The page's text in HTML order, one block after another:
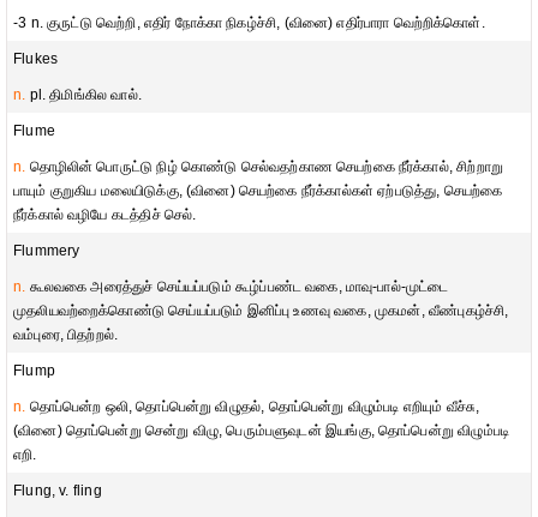
-3 n. குருட்டு வெற்றி, எதிர் நோக்கா நிகழ்ச்சி, (வினை) எதிர்பாரா வெற்றிக்கொள்.
Flukes
n. pl. திமிங்கில வால்.
Flume
n. தொழிலின் பொருட்டு நிழ் கொண்டு செல்வதற்காண செயற்கை நீர்க்கால், சிற்றாறு
பாயும் குறுகிய மலையிடுக்கு, (வினை) செயற்கை நீர்க்கால்கள் ஏற்படுத்து, செயற்கை
நீர்க்கால் வழியே கடத்திச் செல்.
Flummery
n. கூலவகை அரைத்துச் செய்யப்படும் கூழ்ப்பண்ட வகை, மாவு-பால்-முட்டை
முதலியவற்றைக்கொண்டு செய்யப்படும் இனிப்பு உணவு வகை, முகமன், வீண்புகழ்ச்சி,
வம்புரை, பிதற்றல்.
Flump
n. தொப்பென்ற ஒலி, தொப்பென்று விழுதல், தொப்பென்று விழும்படி எறியும் வீச்சு,
(வினை) தொப்பென்று சென்று விழு, பெரும்பளுவுடன் இயங்கு, தொப்பென்று விழும்படி
எறி.
Flung, v. fling